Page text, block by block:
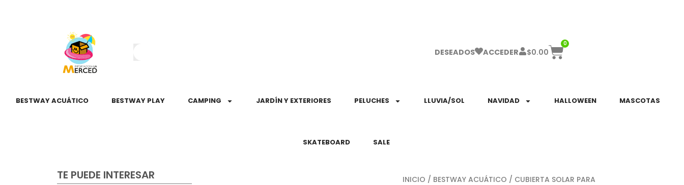
DESEADOS ACCEDER $0.00
0
BESTWAY ACUÁTICO BESTWAY PLAY CAMPING JARDÍN Y EXTERIORES PELUCHES LLUVIA/SOL NAVIDAD HALLOWEEN MASCOTAS
SKATEBOARD SALE
TE PUEDE INTERESAR INICIO / BESTWAY ACUÁTICO / CUBIERTA SOLAR PARA